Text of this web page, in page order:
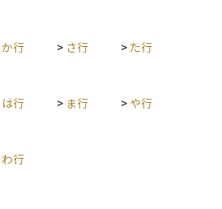
か行 > さ行 > た行
は行 > ま行 > や行
わ行